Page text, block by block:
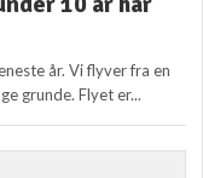
år. Vi flyver fra en
grunde. Flyet er...